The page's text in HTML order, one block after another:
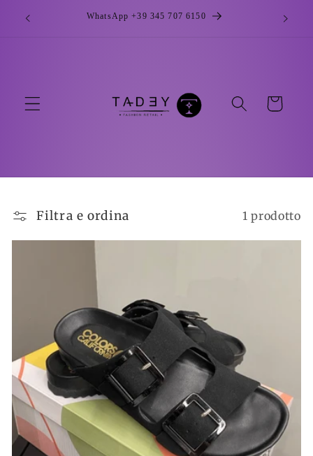
direttamenteWhatsApp +39 345 707 6150
Carrello
Filtra e ordina 1 prodotto